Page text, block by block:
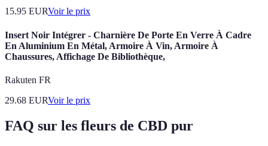
15.95 EURVoir le prix
Insert Noir Intégrer - Charnière De Porte En Verre À Cadre
En Aluminium En Métal, Armoire À Vin, Armoire À
Chaussures, Affichage De Bibliothèque,
Rakuten FR
29.68 EURVoir le prix
FAQ sur les fleurs de CBD pur